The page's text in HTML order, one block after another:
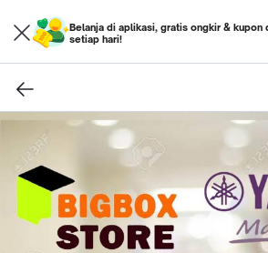
Belanja di aplikasi, gratis ongkir & kupon
setiap hari!